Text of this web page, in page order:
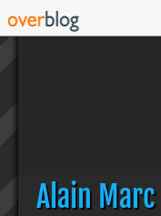
Alain